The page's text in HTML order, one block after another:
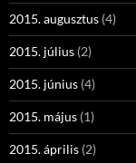
2015. augusztus (4)
2015. július (2)
2015. június (4)
2015. május (1)
2015. április (2)